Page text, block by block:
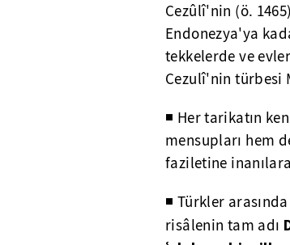
Cezûlî'nin (ö.
Endonezya'ya
tekkelerde ve
Cezulî'nin türbesi
◾ Her tarikatın
mensupları hem
faziletine
◾ Türkler
risâlenin tam adı